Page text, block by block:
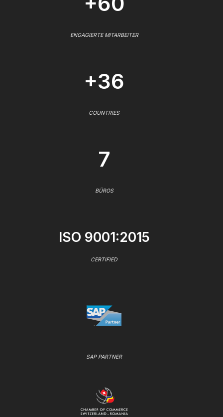
ENGAGIERTE MITARBEITER
+36
COUNTRIES
7
BÜROS
ISO 9001:2015
CERTIFIED
SAP PARTNER